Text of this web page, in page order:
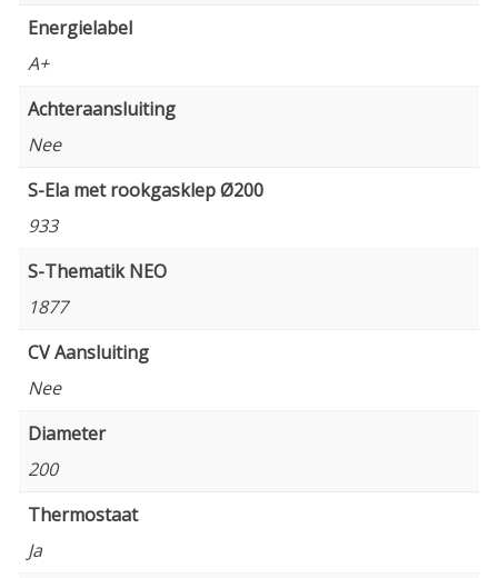
Energielabel
A+
Achteraansluiting
Nee
S-Ela met rookgasklep Ø200
933
S-Thematik NEO
1877
CV Aansluiting
Nee
Diameter
200
Thermostaat
Ja